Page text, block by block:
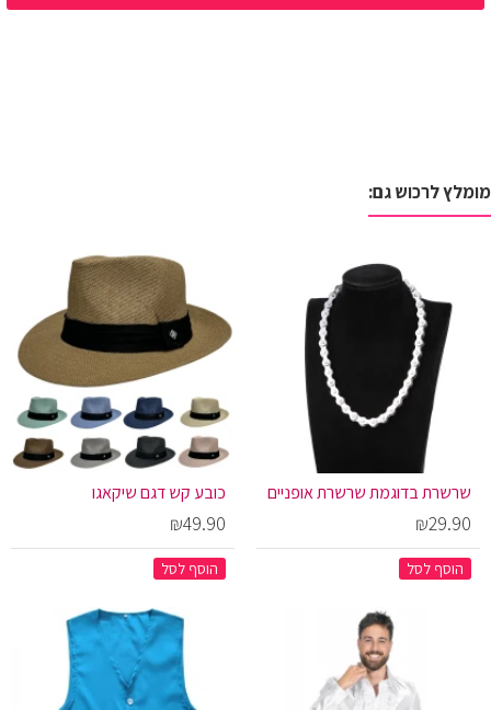
מומלץ לרכוש גם:
שרשרת בדוגמת שרשרת אופניים
₪29.90
הוסף לסל
כובע קש דגם שיקאגו
₪49.90
הוסף לסל